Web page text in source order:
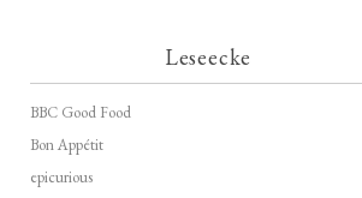
Leseecke
BBC Good Food
Bon Appétit
epicurious